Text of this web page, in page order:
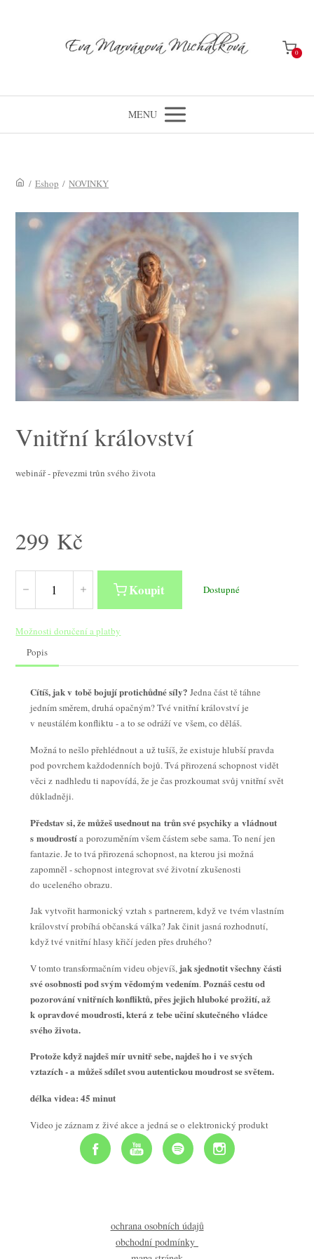
0
MENU
/ Eshop / NOVINKY
Vnitřní království
webinář - převezmi trůn svého života
299 Kč
Koupit Dostupné
Možnosti doručení a platby
Popis
Cítíš, jak v tobě bojují protichůdné síly? Jedna část tě táhne
jedním směrem, druhá opačným? Tvé vnitřní království je
v neustálém konfliktu - a to se odráží ve všem, co děláš.
Možná to nešlo přehlédnout a už tušíš, že existuje hlubší pravda
pod povrchem každodenních bojů. Tvá přirozená schopnost vidět
věci z nadhledu ti napovídá, že je čas prozkoumat svůj vnitřní svět
důkladněji.
Představ si, že můžeš usednout na trůn své psychiky a vládnout
s moudrostía porozuměním všem částem sebe sama. To není jen
fantazie. Je to tvá přirozená schopnost, na kterou jsi možná
zapomněl - schopnost integrovat své životní zkušenosti
do uceleného obrazu.
Jak vytvořit harmonický vztah s partnerem, když ve tvém vlastním
království probíhá občanská válka? Jak činit jasná rozhodnutí,
když tvé vnitřní hlasy křičí jeden přes druhého?
V tomto transformačním videu objevíš, jak sjednotit všechny části
své osobnosti pod svým vědomým vedením.Poznáš cestu od
pozorování vnitřních konfliktů, přes jejich hluboké prožití, až
k opravdové moudrosti, která z tebe učiní skutečného vládce
svého života.
Protože když najdeš mír uvnitř sebe, najdeš ho i ve svých
vztazích - a můžeš sdílet svou autentickou moudrost se světem.
délka videa: 45 minut
Video je záznam z živé akce a jedná se o elektronický produkt
ochrana osobních údajů
obchodní podmínky